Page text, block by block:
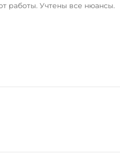
работы. Учтены все нюансы.